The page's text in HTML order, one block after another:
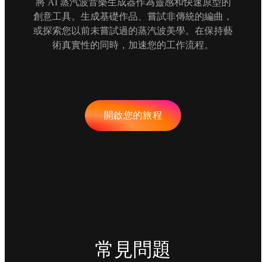
創意工具。生成基礎作品、嘗試非傳統的編曲，
或探索您以前未嘗試過的蒸汽波美學。在保持藝
術真實性的同時，加速您的工作流程。
開啟您的旅程
常見問題